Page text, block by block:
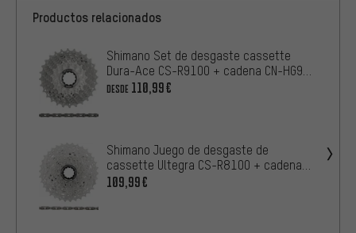
Productos relacionados
Shimano Set de desgaste cassette
Dura-Ace CS-R9100 + cadena CN-HG901
11 vel.
DESDE 110,99€
Shimano Juego de desgaste de
cassette Ultegra CS-R8100 + cadena
CN-M8101 de 12
109,99€